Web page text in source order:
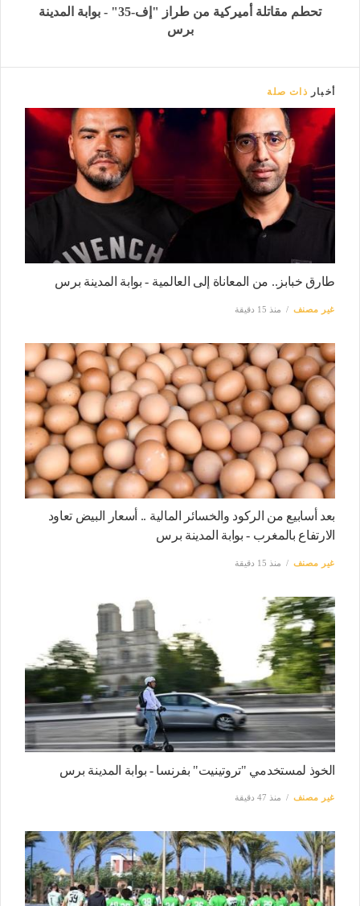
تحطم مقاتلة أميركية من طراز "إف-35" - بوابة المدينة
برس
أخبار ذات صلة
طارق خبابز.. من المعاناة إلى العالمية - بوابة المدينة برس
غير مصنف منذ 15 دقيقة
بعد أسابيع من الركود والخسائر المالية .. أسعار البيض تعاود
الارتفاع بالمغرب - بوابة المدينة برس
غير مصنف منذ 15 دقيقة
الخوذ لمستخدمي "تروتينيت" بفرنسا - بوابة المدينة برس
غير مصنف منذ 47 دقيقة